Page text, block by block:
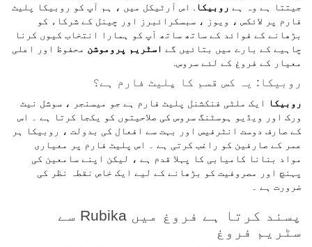
جیتتا ہے وہ ہے روبیکا
. اس آرٹیکل میں ، ہم آپ کو روبیکا پلیٹ
فارم پر لائکس ، ویوز ، سبسکرائبرز اور چینل کے شرکاء کو
بڑھانے کے فوائد کے ساتھ ساتھ آپ کو ہمارا انتخاب کیوں کرنا
چاہیے کے بارے میں بتائیں گے اسٹریم پروموشن محفوظ اور اعلی
معیار کے فروغ کے لئے سروس.
روبیکا: یہ کس قسم کا پلیٹ فارم ہے؟
روبیکا
ایک ملٹی فنکشنل پلیٹ فارم ہے جو میسنجر ، سوشل نیٹ
ورک اور ویڈیو ہوسٹنگ سروس کی صلاحیتوں کو یکجا کرتا ہے ۔ اس
کے صارف دوست انٹرفیس اور بہت سے افعال کی بدولت ، روبیکا ہر
عمر کے صارفین کو راغب کرتی ہے ۔ اس پلیٹ فارم پر معیاری
مواد بنانا کامیابی کا پہلا قدم ہے ، لیکن اپنے سامعین کی
پہنچ اور مصروفیت کو بڑھانے کے لیے ایک خاص نقطہ نظر کی
ضرورت ہے ۔
پسند کرتا ہے فروغ میں Rubika سے
سٹریم فروغ